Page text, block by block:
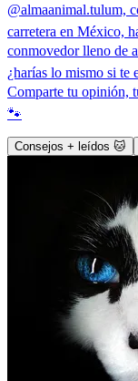
@almaanimal.tulum,
carretera en México,
conmovedor lleno de
¿harías lo mismo si te
Comparte tu opinión,
🐾
Consejos + leídos 🐱